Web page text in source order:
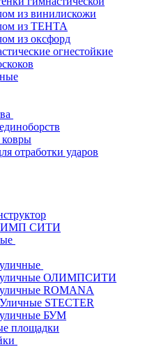
из винилискожи
из ТЕНТА
из оксфорд
огнестойкие
ковры
отработки ударов
СИТИ
уличные ОЛИМПСИТИ
ROMANA
STECTER
БУМ
площадки